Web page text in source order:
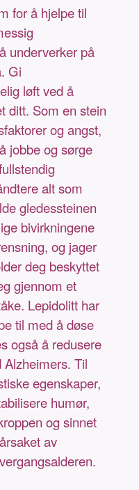
for å hjelpe til
underverker på
Gi
løft ved å
ditt. Som en stein
og angst,
jobbe og sørge
alt som
gledessteinen
bivirkningene
og jager
deg beskyttet
gjennom et
Lepidolitt har
til med å døse
også å redusere
Til
egenskaper,
humør,
og sinnet
av